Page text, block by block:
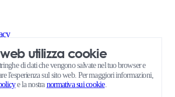
utilizza cookie
di dati che vengono salvate nel tuo browser e
l'esperienza sul sito web. Per maggiori informazioni,
e la nostranormativa sui cookie.